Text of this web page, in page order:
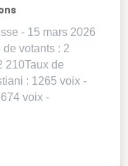
- 15 mars 2026
de votants : 2
210Taux de
: 1265 voix -
voix -